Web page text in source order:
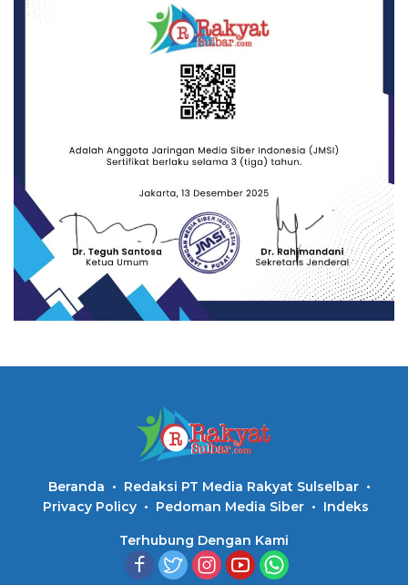
Beranda
Redaksi PT Media Rakyat Sulselbar
Privacy Policy
Pedoman Media Siber Indeks
Terhubung Dengan Kami